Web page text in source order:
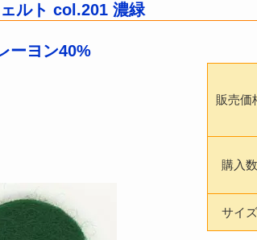
ルト col.201 濃緑
ーヨン40%
販売価
購入数
サイズ